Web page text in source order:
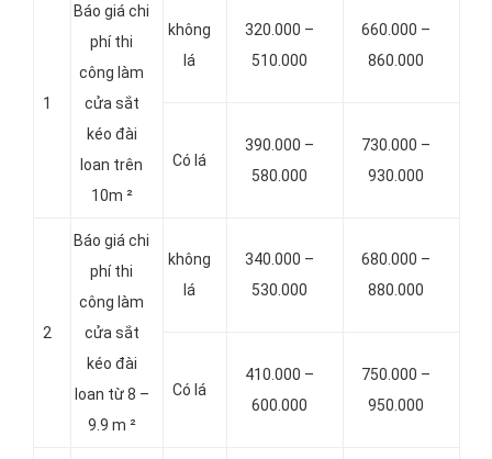
1
Báo giá chi
phí thi
công làm
cửa sắt
kéo đài
loan trên
10m ²
không
lá
320.000 –
510.000
660.000 –
860.000
Có lá
390.000 –
580.000
730.000 –
930.000
2
Báo giá chi
phí thi
công làm
cửa sắt
kéo đài
loan từ 8 –
9.9 m ²
không
lá
340.000 –
530.000
680.000 –
880.000
Có lá
410.000 –
600.000
750.000 –
950.000